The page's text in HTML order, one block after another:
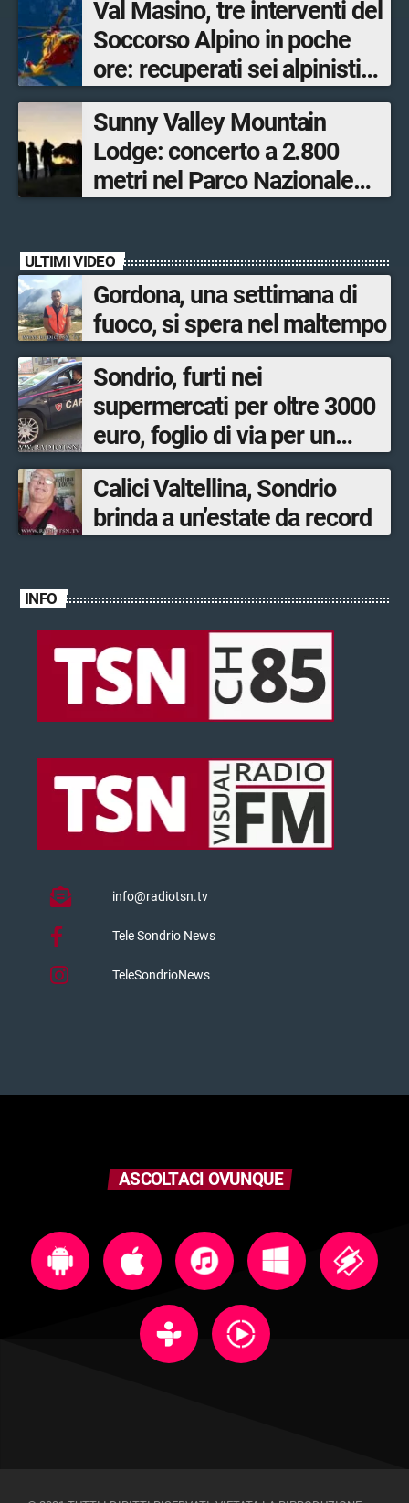
Val Masino, tre interventi del
Soccorso Alpino in poche
ore: recuperati sei alpinisti
ed escursionisti
Sunny Valley Mountain
Lodge: concerto a 2.800
metri nel Parco Nazionale
ULTIMI VIDEO
Gordona, una settimana di
fuoco, si spera nel maltempo
Sondrio, furti nei
supermercati per oltre 3000
euro, foglio di via per un
ventinovenne
Calici Valtellina, Sondrio
brinda a un’estate da record
INFO
info@radiotsn.tv
Tele Sondrio News
TeleSondrioNews
ASCOLTACI OVUNQUE